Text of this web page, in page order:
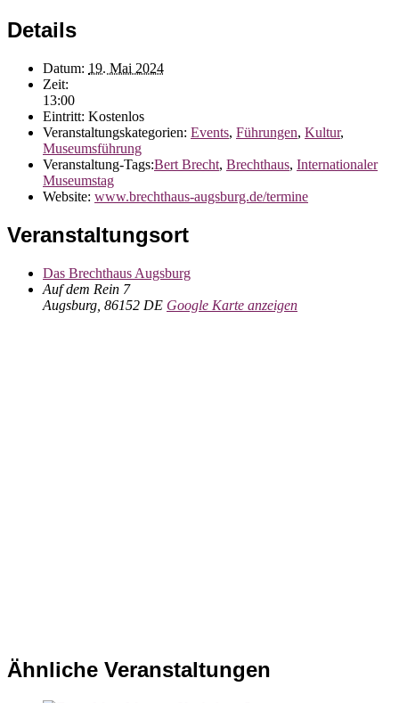
Details
Datum: 19. Mai 2024
Zeit:
13:00
Eintritt: Kostenlos
Veranstaltungskategorien: Events, Führungen, Kultur,
Museumsführung
Veranstaltung-Tags:Bert Brecht, Brechthaus, Internationaler
Museumstag
Website: www.brechthaus-augsburg.de/termine
Veranstaltungsort
Das Brechthaus Augsburg
Auf dem Rein 7
Augsburg 86152 DE Google Karte anzeigen
Ähnliche Veranstaltungen